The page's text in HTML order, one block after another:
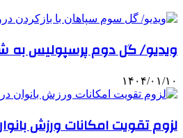
ویدیو/ گل دوم پرسپولیس
۱۴۰۴/۰۱/۱۰
لزوم تقویت امکانات ورزش